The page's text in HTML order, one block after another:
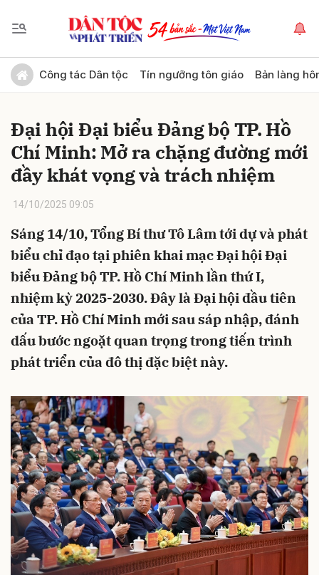
Công tác Dân tộc Tín ngưỡng tôn giáo Bản làng
Đại hội Đại biểu Đảng bộ TP. Hồ
Chí Minh: Mở ra chặng đường mới
đầy khát vọng và trách nhiệm
14/10/2025 09:05
Sáng 14/10, Tổng Bí thư Tô Lâm tới dự và phát
biểu chỉ đạo tại phiên khai mạc Đại hội Đại
biểu Đảng bộ TP. Hồ Chí Minh lần thứ I,
nhiệm kỳ 2025-2030. Đây là Đại hội đầu tiên
của TP. Hồ Chí Minh mới sau sáp nhập, đánh
dấu bước ngoặt quan trọng trong tiến trình
phát triển của đô thị đặc biệt này.
Gửi bình luận